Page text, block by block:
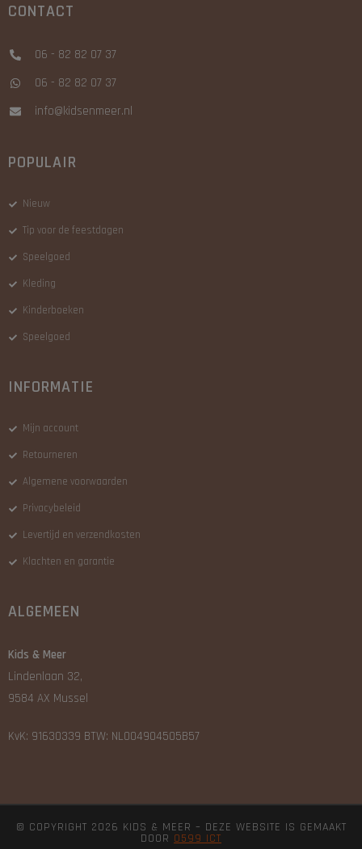
CONTACT
06 - 82 82 07 37
06 - 82 82 07 37
info@kidsenmeer.nl
POPULAIR
Nieuw
Tip voor de feestdagen
Speelgoed
Kleding
Kinderboeken
Speelgoed
INFORMATIE
Mijn account
Retourneren
Algemene voorwaarden
Privacybeleid
Levertijd en verzendkosten
Klachten en garantie
ALGEMEEN
Kids & Meer
Lindenlaan 32,
9584 AX Mussel
KvK: 91630339 BTW: NL004904505B57
© COPYRIGHT 2026 KIDS & MEER – DEZE WEBSITE IS GEMAAKT
DOOR 0599 ICT